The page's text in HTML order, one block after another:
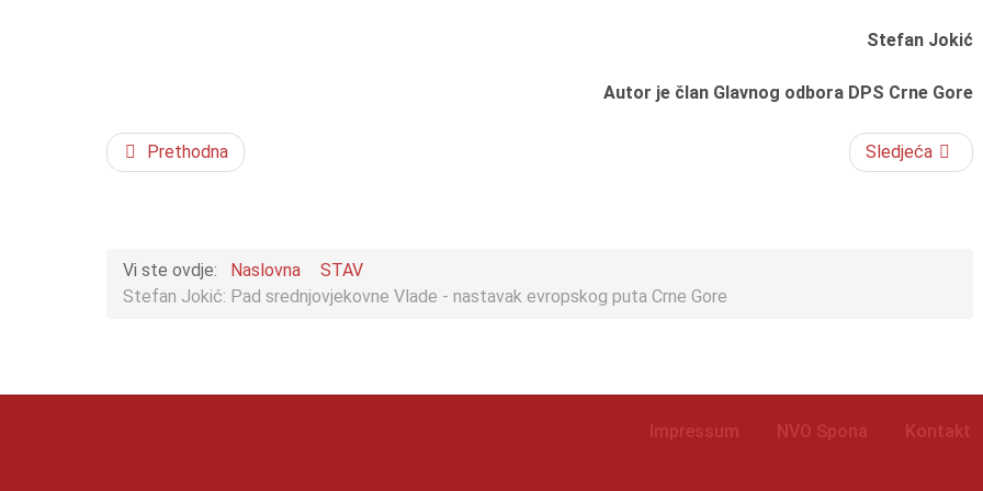
Stefan Jokić
Autor je član Glavnog odbora DPS Crne Gore
Prethodna Sledjeća
Vi ste ovdje: Naslovna
STAV
Stefan Jokić: Pad srednjovjekovne Vlade - nastavak evropskog puta Crne Gore
Impressum NVO Spona Kontakt